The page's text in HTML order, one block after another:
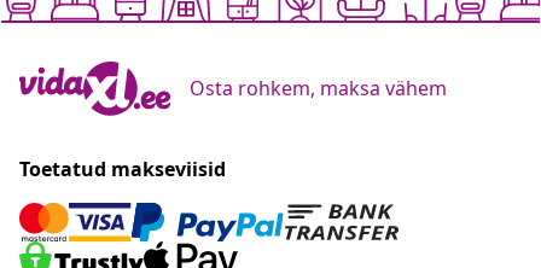
Osta rohkem, maksa vähem
Toetatud makseviisid